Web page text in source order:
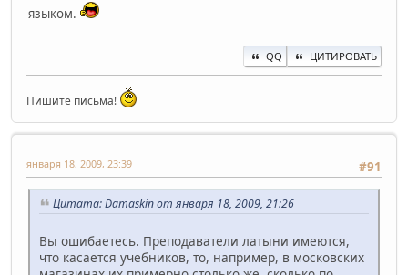
языком.
QQ ЦИТИРОВАТЬ
Пишите письма!
#91
января 18, 2009, 23:39
Цитата: Damaskin от января 18, 2009, 21:26
Вы ошибаетесь. Преподаватели латыни имеются,
что касается учебников, то, например, в московских